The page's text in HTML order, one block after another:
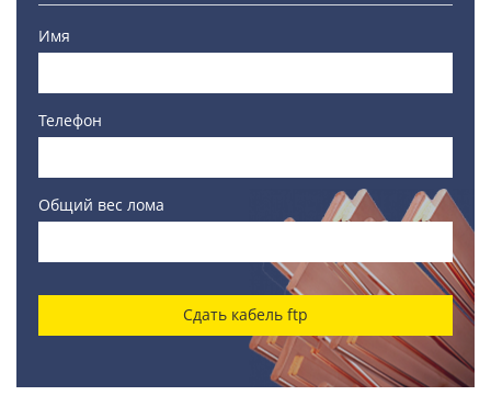
Имя
Телефон
Общий вес лома
Сдать кабель ftp